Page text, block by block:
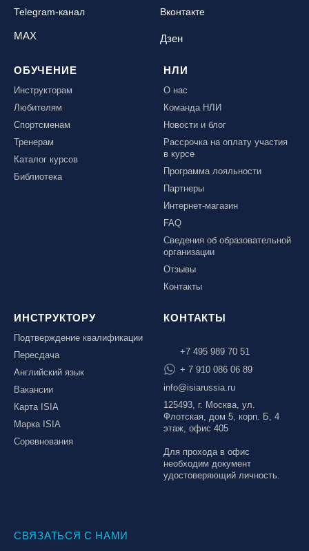
Telegram-канал Вконтакте
MAX Дзен
ОБУЧЕНИЕ
Инструкторам
Любителям
Спортсменам
Тренерам
Каталог курсов
Библиотека
НЛИ
О нас
Команда НЛИ
Новости и блог
Рассрочка на оплату участия
в курсе
Программа лояльности
Партнеры
Интернет-магазин
FAQ
Сведения об образовательной
организации
Отзывы
Контакты
ИНСТРУКТОРУ
Подтверждение квалификации
Пересдача
Английский язык
Вакансии
Карта ISIA
Марка ISIA
Соревнования
КОНТАКТЫ
+7 495 989 70 51
+ 7 910 086 06 89
info@isiarussia.ru
125493, г. Москва, ул.
Флотская, дом 5, корп. Б, 4
этаж, офис 405
Для прохода в офис
необходим документ
удостоверяющий личность.
СВЯЗАТЬСЯ С НАМИ